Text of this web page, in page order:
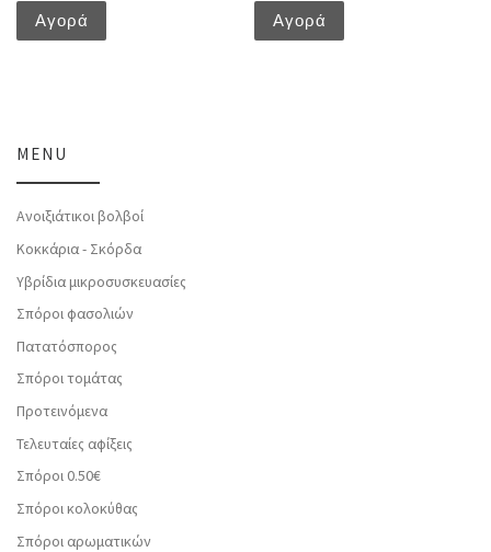
Αγορά Αγορά
MENU
Ανοιξιάτικοι βολβοί
Κοκκάρια - Σκόρδα
Υβρίδια μικροσυσκευασίες
Σπόροι φασολιών
Πατατόσπορος
Σπόροι τομάτας
Προτεινόμενα
Τελευταίες αφίξεις
Σπόροι 0.50€
Σπόροι κολοκύθας
Σπόροι αρωματικών